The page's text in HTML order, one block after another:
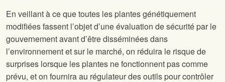
En veillant à ce que toutes les plantes génétiquement
modifiées fassent l’objet d’une évaluation de sécurité par le
gouvernement avant d’être disséminées dans
l’environnement et sur le marché, on réduira le risque de
surprises lorsque les plantes ne fonctionnent pas comme
prévu, et on fournira au régulateur des outils pour contrôler